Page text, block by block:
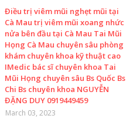
Điều trị viêm mũi nghẹt mũi tại
Cà Mau trị viêm mũi xoang nhức
nửa bên đầu tại Cà Mau Tai Mũi
Họng Cà Mau chuyên sâu phòng
khám chuyên khoa kỹ thuật cao
IMedic bác sĩ chuyên khoa Tai
Mũi Họng chuyên sâu Bs Quốc Bs
Chi Bs chuyên khoa NGUYỄN
ĐẶNG DUY 0919449459
March 03, 2023